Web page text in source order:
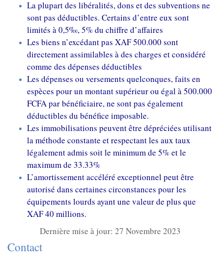
La plupart des libéralités, dons et des subventions ne
sont pas déductibles. Certains d’entre eux sont
limités à 0,5‰, 5% du chiffre d’affaires
Les biens n’excédant pas XAF 500.000 sont
directement assimilables à des charges et considéré
comme des dépenses déductibles
Les dépenses ou versements quelconques, faits en
espèces pour un montant supérieur ou égal à 500.000
FCFA par bénéficiaire, ne sont pas également
déductibles du bénéfice imposable.
Les immobilisations peuvent être dépréciées utilisant
la méthode constante et respectant les aux taux
légalement admis soit le minimum de 5% et le
maximum de 33.33%
L’amortissement accéléré exceptionnel peut être
autorisé dans certaines circonstances pour les
équipements lourds ayant une valeur de plus que
XAF 40 millions.
Dernière mise à jour: 27 Novembre 2023
Contact